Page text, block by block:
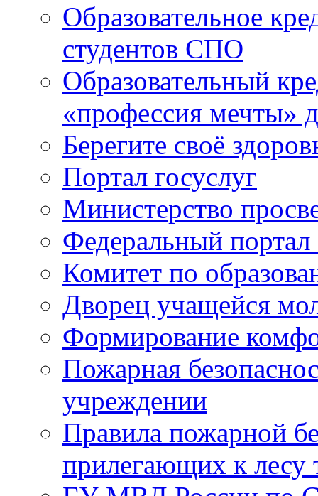
Образовательное
студентов СПО
Образовательный
«профессия мечты»
Берегите своё
Портал госуслуг
Министерство
Федеральный портал
Комитет по
Дворец учащейся
Формирование
Пожарная
учреждении
Правила пожарной
прилегающих к лесу